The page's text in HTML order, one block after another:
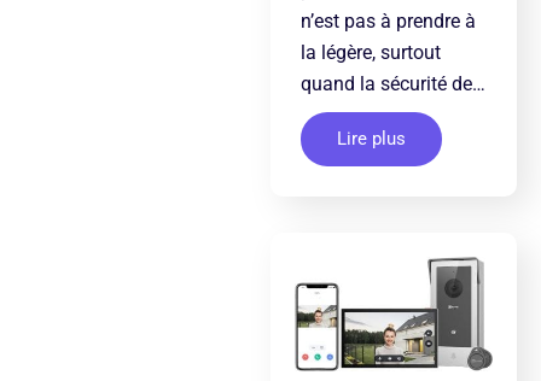
n’est pas à prendre à
la légère, surtout
quand la sécurité de…
Lire plus